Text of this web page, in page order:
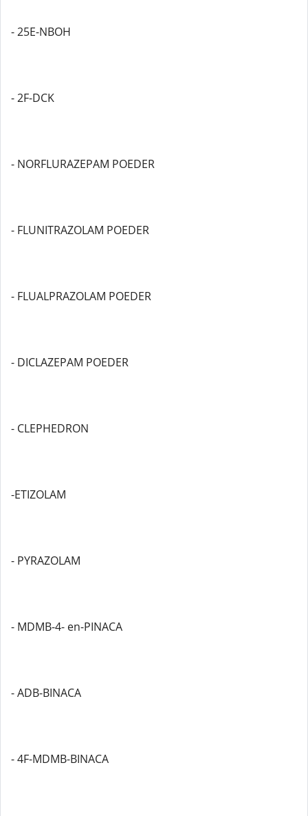
- 25E-NBOH
- 2F-DCK
- NORFLURAZEPAM POEDER
- FLUNITRAZOLAM POEDER
- FLUALPRAZOLAM POEDER
- DICLAZEPAM POEDER
- CLEPHEDRON
-ETIZOLAM
- PYRAZOLAM
- MDMB-4- en-PINACA
- ADB-BINACA
- 4F-MDMB-BINACA